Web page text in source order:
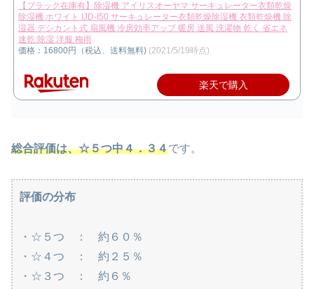
【ブラック在庫有】除湿機 アイリスオーヤマ サーキュレーター衣類乾燥
除湿機 ホワイト IJD-I50 サーキュレーター衣類乾燥除湿機 衣類乾燥機 除
湿器 デシカント式 扇風機 冷房効率アップ 暖房 送風 洗濯物 乾く 省エネ
速乾 除湿 洋服 梅雨
価格：16800円（税込、送料無料) (2021/5/19時点)
楽天で購入
総合評価は、☆５つ中４．３４です。
評価の分布
・☆５つ ： 約６０％
・☆４つ ： 約２５％
・☆３つ ： 約６％